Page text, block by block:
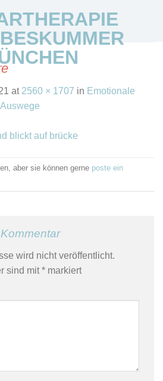
at 2560 × 1707 in Emotionale
aber sie können gerne poste ein
wird nicht veröffentlicht.
sind mit* markiert